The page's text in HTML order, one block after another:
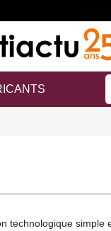
technologique